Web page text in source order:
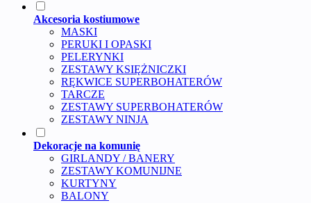
Akcesoria kostiumowe
MASKI
PERUKI I OPASKI
PELERYNKI
ZESTAWY KSIĘŻNICZKI
RĘKWICE SUPERBOHATERÓW
TARCZE
ZESTAWY SUPERBOHATERÓW
ZESTAWY NINJA
Dekoracje na komunię
GIRLANDY / BANERY
ZESTAWY KOMUNIJNE
KURTYNY
BALONY